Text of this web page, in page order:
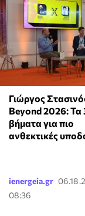
Γιώργος
Beyond 2026: Τα
βήματα για πιο
ανθεκτικές
ienergeia.gr
08:36